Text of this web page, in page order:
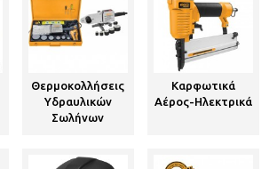
Θερμοκολλήσεις
Υδραυλικών
Σωλήνων
Καρφωτικά
Αέρος-Ηλεκτρικά